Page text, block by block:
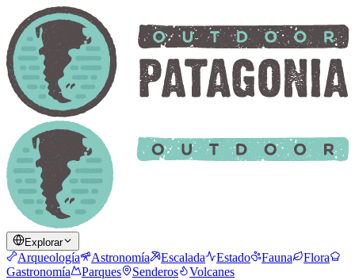
Explorar
Arqueología Astronomía Escalada Estado Fauna
Flora
Gastronomía
Parques Senderos
Volcanes